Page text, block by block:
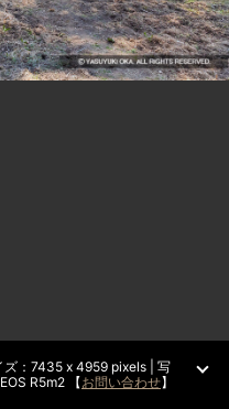
ズ：7435 x 4959 pixels | 写
R5m2 【お問い合わせ】